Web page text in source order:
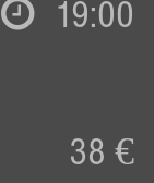
19:00
38 €